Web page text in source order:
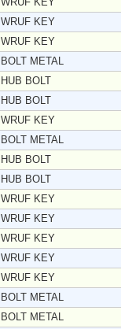
WRUF KEY
WRUF KEY
BOLT METAL
HUB BOLT
HUB BOLT
WRUF KEY
BOLT METAL
HUB BOLT
HUB BOLT
WRUF KEY
WRUF KEY
WRUF KEY
WRUF KEY
WRUF KEY
BOLT METAL
BOLT METAL